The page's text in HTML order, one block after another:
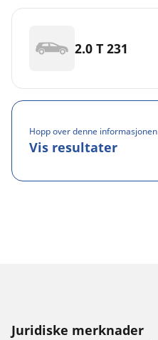
2.0 T 231
Hopp over denne informasjonen
Vis resultater
Juridiske merknader